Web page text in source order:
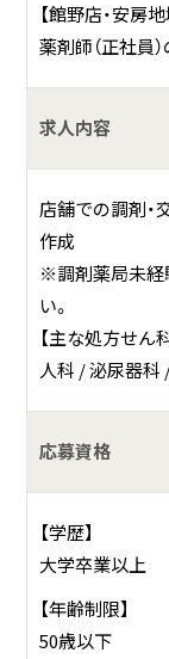
【館野店・安房
薬剤師（正社員
求人内容
店舗での調剤・
作成
※調剤薬局未経
い。
【主な処方せん
人科 / 泌尿器科 /
応募資格
【学歴】
大学卒業以上
【年齢制限】
50歳以下